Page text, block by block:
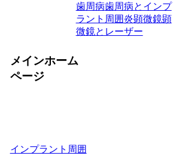
歯周病歯周病とインプ
ラント周囲炎顕微鏡顕
微鏡とレーザー
メインホーム
ページ
インプラント周囲